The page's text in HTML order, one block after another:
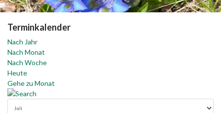
Terminkalender
Nach Jahr
Nach Monat
Nach Woche
Heute
Gehe zu Monat